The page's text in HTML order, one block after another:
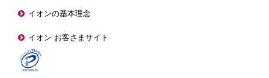
イオンの基本理念
イオン お客さまサイト